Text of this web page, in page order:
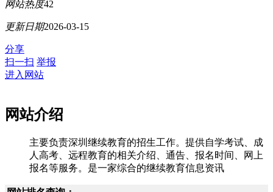
网站热度42
更新日期2026-03-15
分享
扫一扫 举报
进入网站
网站介绍
主要负责深圳继续教育的招生工作。提供自学考试、成
人高考、远程教育的相关介绍、通告、报名时间、网上
报名等服务。是一家综合的继续教育信息资讯